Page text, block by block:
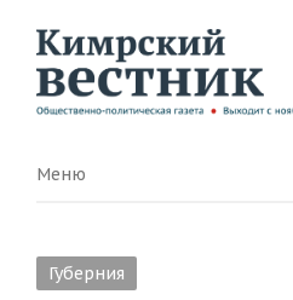
Menu
Меню
Губерния